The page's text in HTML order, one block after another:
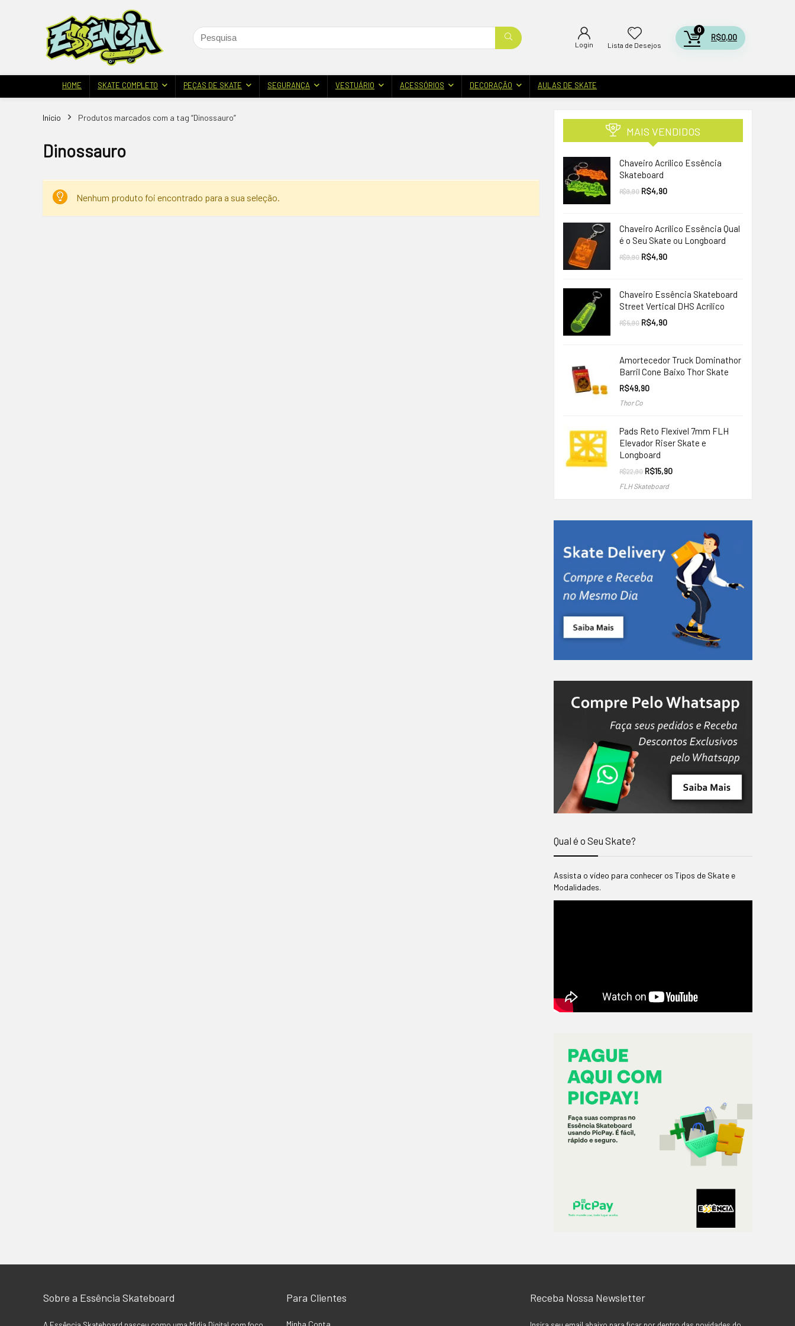
Login Lista de Desejos
0
R$0,00
HOME SKATE COMPLETO PEÇAS DE SKATE SEGURANÇA VESTUÁRIO ACESSÓRIOS DECORAÇÃO AULAS DE SKATE
Início Produtos marcados com a tag “Dinossauro”
Dinossauro
Nenhum produto foi encontrado para a sua seleção.
MAIS VENDIDOS
Chaveiro Acrílico Essência
Skateboard
R$9,90 O
R$9,90.
R$4,90O
R$4,90.
Chaveiro Acrílico Essência Qual
é o Seu Skate ou Longboard
R$9,90 O
R$9,90.
R$4,90O
R$4,90.
Chaveiro Essência Skateboard
Street Vertical DHS Acrílico
R$5,90 O
R$5,90.
R$4,90O
R$4,90.
Amortecedor Truck Dominathor
Barril Cone Baixo Thor Skate
R$49,90
Thor Co
Pads Reto Flexível 7mm FLH
Elevador Riser Skate e
Longboard
R$22,90 O
original
R$15,90O
FLH Skateboard
Qual é o Seu Skate?
Assista o vídeo para conhecer os Tipos de Skate e
Modalidades.
Sobre a Essência Skateboard Para Clientes Receba Nossa Newsletter